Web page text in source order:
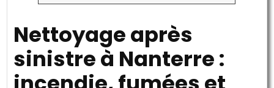
Nettoyage après
sinistre à Nanterre :